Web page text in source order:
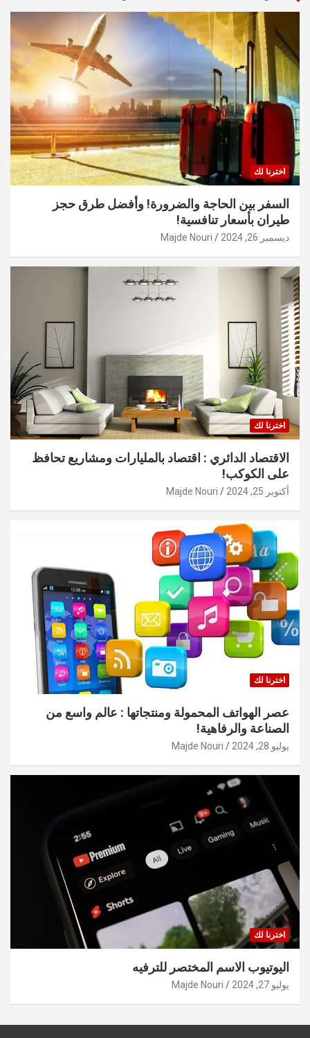
اخترنا لك
السفر بين الحاجة والضرورة! وأفضل طرق حجز
طيران بأسعار تنافسية!
ديسمبر 26, 2024 Majde Nouri
اخترنا لك
الاقتصاد الدائري : اقتصاد بالمليارات ومشاريع تحافظ
على الكوكب!
أكتوبر 25, 2024 Majde Nouri
اخترنا لك
عصر الهواتف المحمولة ومنتجاتها : عالم واسع من
الصناعة والرفاهية!
يوليو 28, 2024 Majde Nouri
اخترنا لك
اليوتيوب الاسم المختصر للترفيه
يوليو 27, 2024 Majde Nouri